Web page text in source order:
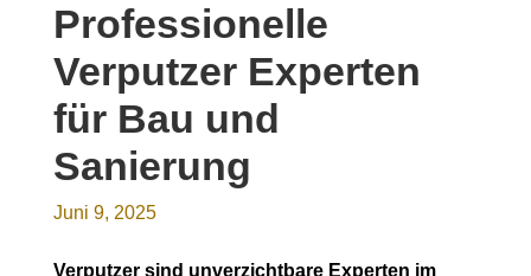
Professionelle
Verputzer Experten
für Bau und
Sanierung
Juni 9, 2025
Verputzer sind unverzichtbare Experten im